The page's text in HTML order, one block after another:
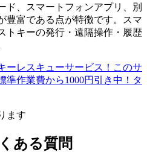
ド、スマートフォンアプリ、別
豊富である点が特徴です。スマ
トキーの発行・遠隔操作・履歴
ます
ある質問